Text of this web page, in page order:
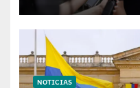
NOTICIAS